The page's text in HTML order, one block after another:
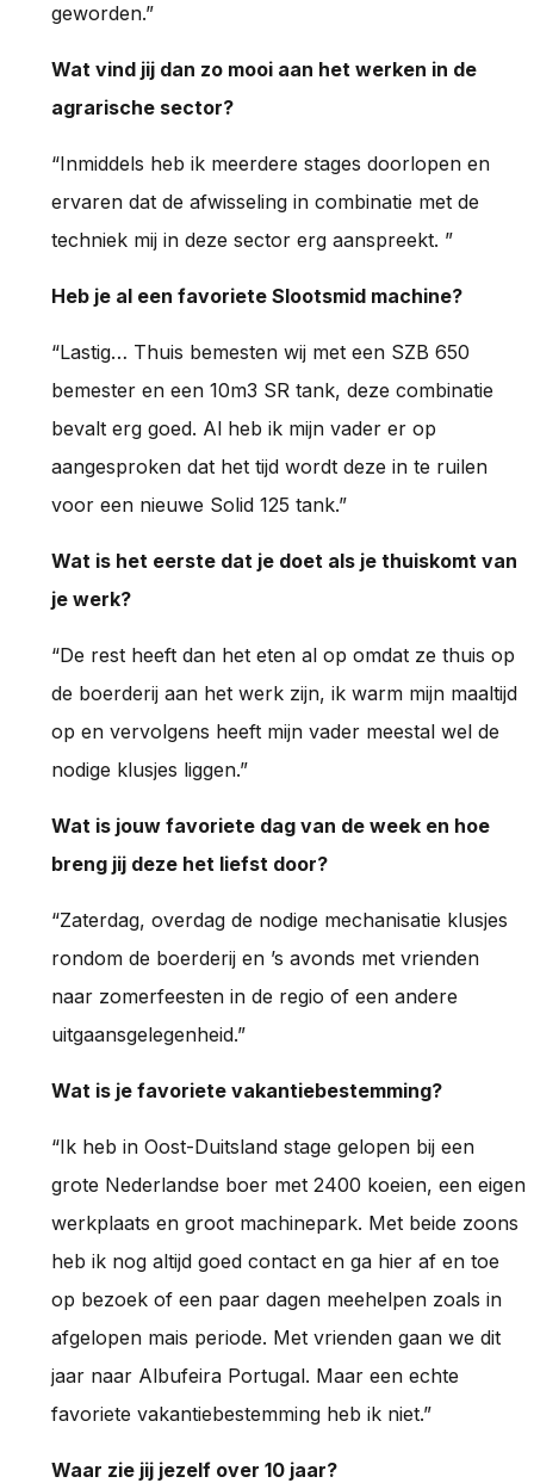
geworden.”
Wat vind jij dan zo mooi aan het werken in de
agrarische sector?
“Inmiddels heb ik meerdere stages doorlopen en
ervaren dat de afwisseling in combinatie met de
techniek mij in deze sector erg aanspreekt. ”
Heb je al een favoriete Slootsmid machine?
“Lastig… Thuis bemesten wij met een SZB 650
bemester en een 10m3 SR tank, deze combinatie
bevalt erg goed. Al heb ik mijn vader er op
aangesproken dat het tijd wordt deze in te ruilen
voor een nieuwe Solid 125 tank.”
Wat is het eerste dat je doet als je thuiskomt van
je werk?
“De rest heeft dan het eten al op omdat ze thuis op
de boerderij aan het werk zijn, ik warm mijn maaltijd
op en vervolgens heeft mijn vader meestal wel de
nodige klusjes liggen.”
Wat is jouw favoriete dag van de week en hoe
breng jij deze het liefst door?
“Zaterdag, overdag de nodige mechanisatie klusjes
rondom de boerderij en ’s avonds met vrienden
naar zomerfeesten in de regio of een andere
uitgaansgelegenheid.”
Wat is je favoriete vakantiebestemming?
“Ik heb in Oost-Duitsland stage gelopen bij een
grote Nederlandse boer met 2400 koeien, een eigen
werkplaats en groot machinepark. Met beide zoons
heb ik nog altijd goed contact en ga hier af en toe
op bezoek of een paar dagen meehelpen zoals in
afgelopen mais periode. Met vrienden gaan we dit
jaar naar Albufeira Portugal. Maar een echte
favoriete vakantiebestemming heb ik niet.”
Waar zie jij jezelf over 10 jaar?